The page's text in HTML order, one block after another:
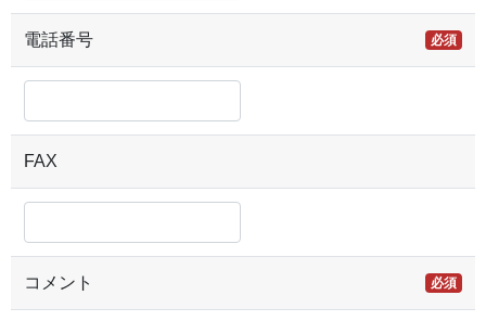
電話番号 必須
FAX
コメント 必須